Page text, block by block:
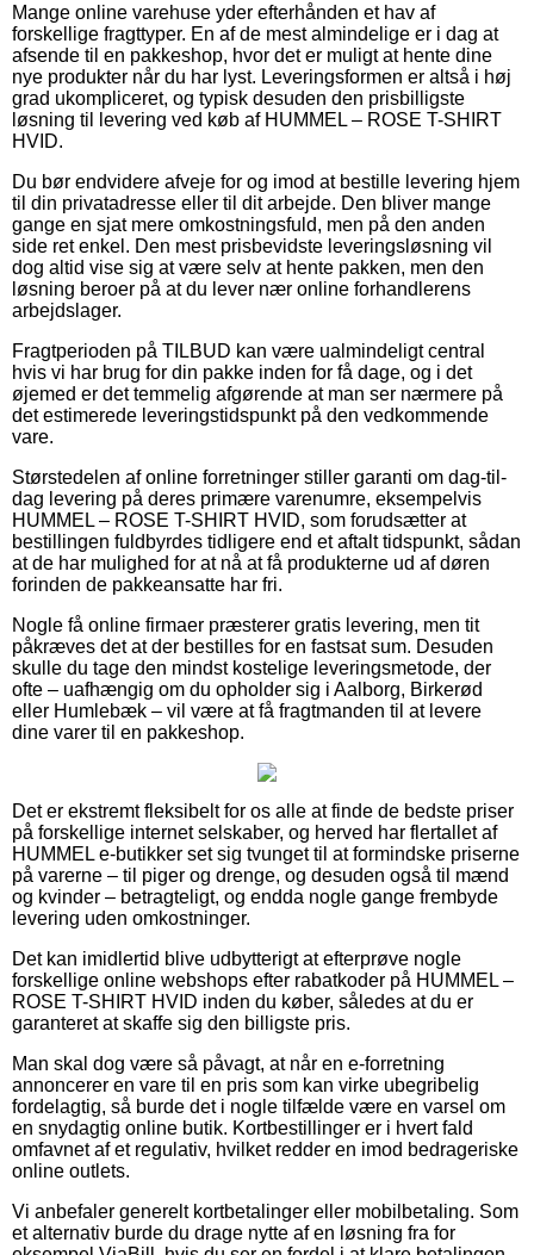
Mange online varehuse yder efterhånden et hav af
forskellige fragttyper. En af de mest almindelige er i dag at
afsende til en pakkeshop, hvor det er muligt at hente dine
nye produkter når du har lyst. Leveringsformen er altså i høj
grad ukompliceret, og typisk desuden den prisbilligste
løsning til levering ved køb af HUMMEL – ROSE T-SHIRT
HVID.
Du bør endvidere afveje for og imod at bestille levering hjem
til din privatadresse eller til dit arbejde. Den bliver mange
gange en sjat mere omkostningsfuld, men på den anden
side ret enkel. Den mest prisbevidste leveringsløsning vil
dog altid vise sig at være selv at hente pakken, men den
løsning beroer på at du lever nær online forhandlerens
arbejdslager.
Fragtperioden på TILBUD kan være ualmindeligt central
hvis vi har brug for din pakke inden for få dage, og i det
øjemed er det temmelig afgørende at man ser nærmere på
det estimerede leveringstidspunkt på den vedkommende
vare.
Størstedelen af online forretninger stiller garanti om dag-til-
dag levering på deres primære varenumre, eksempelvis
HUMMEL – ROSE T-SHIRT HVID, som forudsætter at
bestillingen fuldbyrdes tidligere end et aftalt tidspunkt, sådan
at de har mulighed for at nå at få produkterne ud af døren
forinden de pakkeansatte har fri.
Nogle få online firmaer præsterer gratis levering, men tit
påkræves det at der bestilles for en fastsat sum. Desuden
skulle du tage den mindst kostelige leveringsmetode, der
ofte – uafhængig om du opholder sig i Aalborg, Birkerød
eller Humlebæk – vil være at få fragtmanden til at levere
dine varer til en pakkeshop.
Det er ekstremt fleksibelt for os alle at finde de bedste priser
på forskellige internet selskaber, og herved har flertallet af
HUMMEL e-butikker set sig tvunget til at formindske priserne
på varerne – til piger og drenge, og desuden også til mænd
og kvinder – betragteligt, og endda nogle gange frembyde
levering uden omkostninger.
Det kan imidlertid blive udbytterigt at efterprøve nogle
forskellige online webshops efter rabatkoder på HUMMEL –
ROSE T-SHIRT HVID inden du køber, således at du er
garanteret at skaffe sig den billigste pris.
Man skal dog være så påvagt, at når en e-forretning
annoncerer en vare til en pris som kan virke ubegribelig
fordelagtig, så burde det i nogle tilfælde være en varsel om
en snydagtig online butik. Kortbestillinger er i hvert fald
omfavnet af et regulativ, hvilket redder en imod bedrageriske
online outlets.
Vi anbefaler generelt kortbetalinger eller mobilbetaling. Som
et alternativ burde du drage nytte af en løsning fra for